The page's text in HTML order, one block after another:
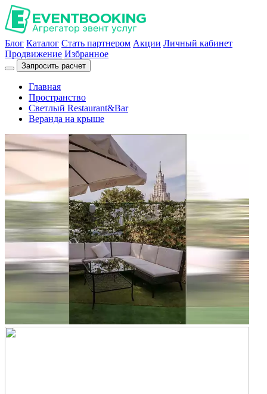
Блог Каталог Стать партнером Акции Личный кабинет
Продвижение Избранное
Запросить расчет
Главная
Пространство
Светлый Restaurant&Bar
Веранда на крыше